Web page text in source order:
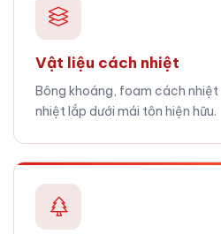
Vật liệu cách nhiệt
Bông khoáng, foam cách
nhiệt lắp dưới mái tôn hiện hữu.